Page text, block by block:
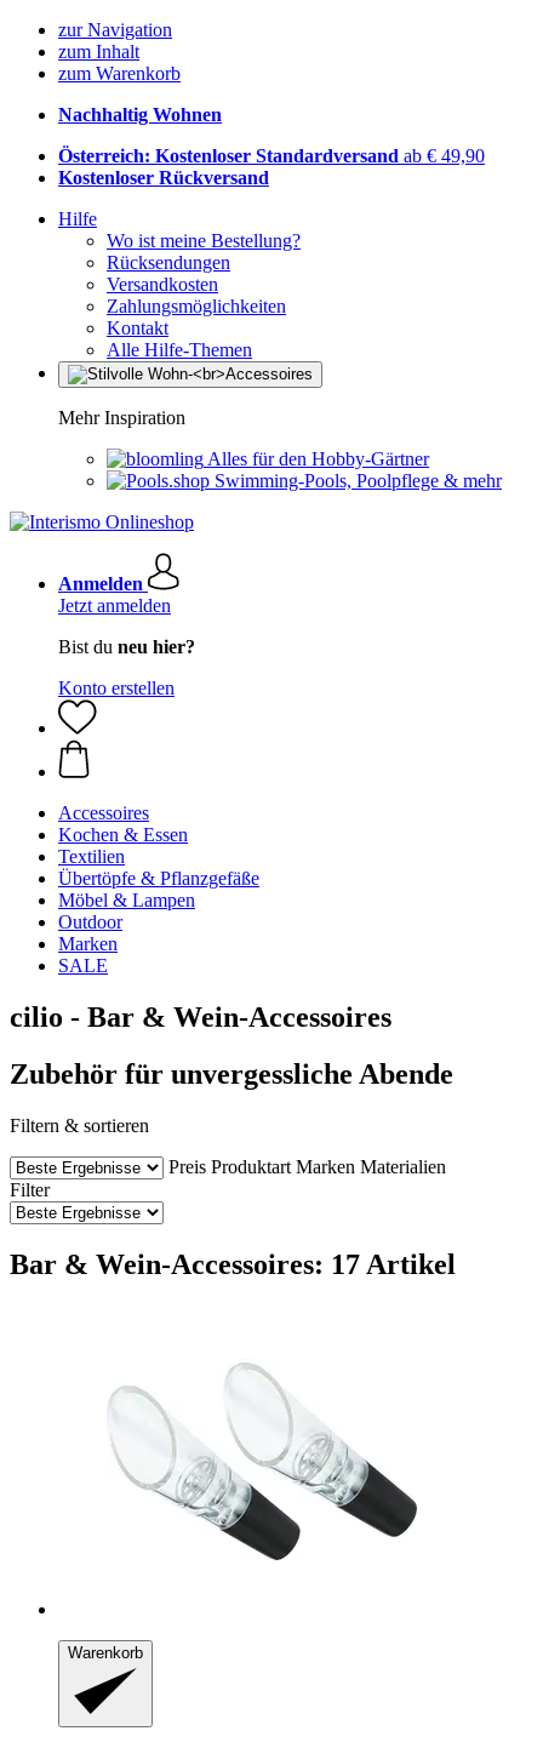
zur Navigation
zum Inhalt
zum Warenkorb
Nachhaltig Wohnen
Österreich: Kostenloser Standardversand ab € 49,90
Kostenloser Rückversand
Hilfe
Wo ist meine Bestellung?
Rücksendungen
Versandkosten
Zahlungsmöglichkeiten
Kontakt
Alle Hilfe-Themen
Mehr Inspiration
Alles für den Hobby-Gärtner
Swimming-Pools, Poolpflege & mehr
Anmelden
Jetzt anmelden
Bist du neu hier?
Konto erstellen
Accessoires
Kochen & Essen
Textilien
Übertöpfe & Pflanzgefäße
Möbel & Lampen
Outdoor
Marken
SALE
cilio - Bar & Wein-Accessoires
Zubehör für unvergessliche Abende
Filtern & sortieren
Preis Produktart Marken Materialien
Filter
Bar & Wein-Accessoires: 17 Artikel
Warenkorb